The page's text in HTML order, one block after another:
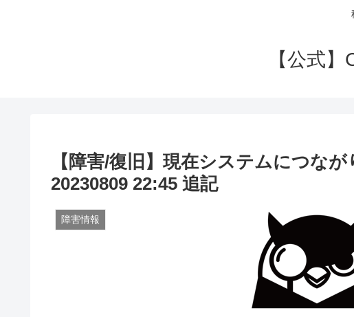
【公式
【障害/復旧】現在システムにつな
20230809 22:45 追記
障害情報